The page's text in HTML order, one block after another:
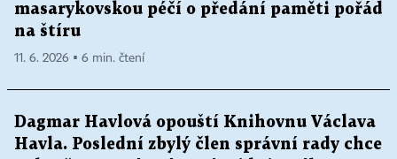
masarykovskou péčí o předání paměti pořád
na štíru
11. 6. 2026 ▪ 6 min. čtení
Dagmar Havlová opouští Knihovnu Václava
Havla. Poslední zbylý člen správní rady chce